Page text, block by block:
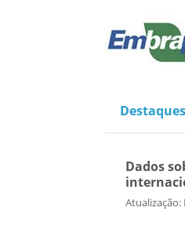
Destaques
Dados
Atualização: